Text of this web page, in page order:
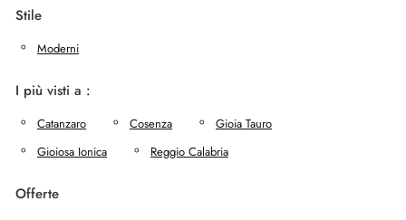
Stile
Moderni
I più visti a :
Catanzaro Cosenza
Gioia Tauro
Gioiosa Ionica
Reggio Calabria
Offerte